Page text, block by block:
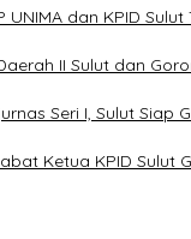
UNIMA dan KPID
II Sulut dan
Seri I, Sulut Siap
Ketua KPID Sulut